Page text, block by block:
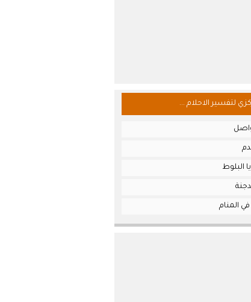
لتفسير الاحلام ...
البلوط
المنام